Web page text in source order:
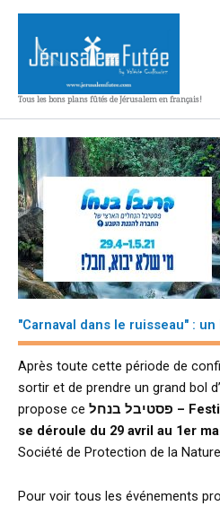
Aller
contenu
Tous les bons plans fûtés de Jérusalem en français!
"Carnaval dans le ruisseau" :
Après toute cette période de
sortir et de prendre un grand bol
propose ce פסטיבל בנחל – Festival dans le ruisseau – qui
se déroule du 29 avril au 1er
Société de Protection de la
Pour voir tous les événements